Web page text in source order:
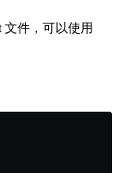
文件，可以使用